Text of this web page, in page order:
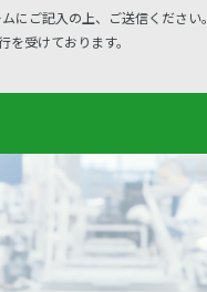
にご記入の上、ご送信ください。
受けております。